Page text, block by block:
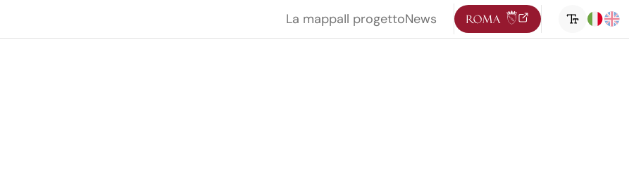
La mappaIl progettoNews